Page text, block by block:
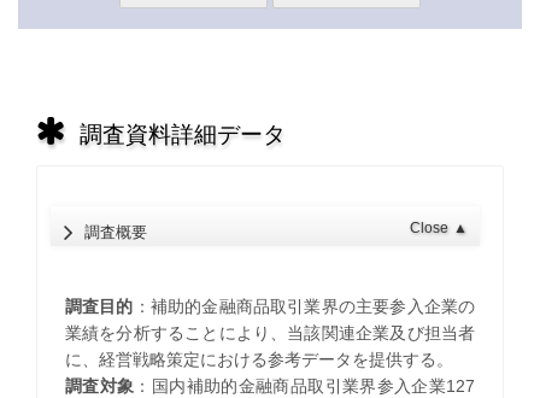
調査資料詳細データ
調査概要 Close ▲
調査目的 ：補助的金融商品取引業界の主要参入企業の
業績を分析することにより、当該関連企業及び担当者
に、経営戦略策定における参考データを提供する。
調査対象 ：国内補助的金融商品取引業界参入企業127